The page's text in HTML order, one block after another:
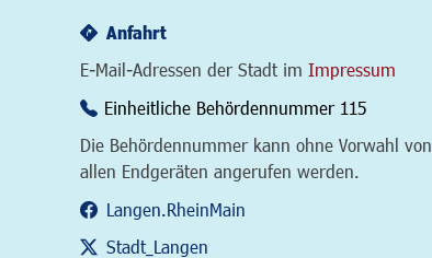
Anfahrt
E-Mail-Adressen der Stadt im Impressum
Einheitliche Behördennummer 115
Die Behördennummer kann ohne Vorwahl von
allen Endgeräten angerufen werden.
Langen.RheinMain
Stadt_Langen